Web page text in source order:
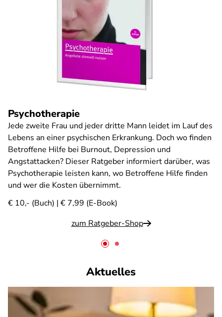
Psychotherapie
Jede zweite Frau und jeder dritte Mann leidet im Lauf des
Lebens an einer psychischen Erkrankung. Doch wo finden
Betroffene Hilfe bei Burnout, Depression und
Angstattacken? Dieser Ratgeber informiert darüber, was
Psychotherapie leisten kann, wo Betroffene Hilfe finden
und wer die Kosten übernimmt.
€ 10,- (Buch) | € 7,99 (E-Book)
zum Ratgeber-Shop
Aktuelles